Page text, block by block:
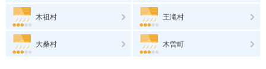
木祖村 王滝村
大桑村 木曽町